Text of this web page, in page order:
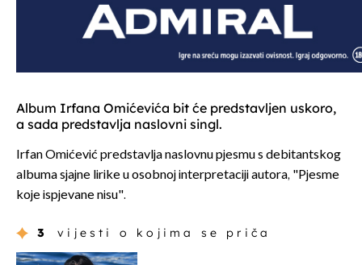
Album Irfana Omićevića bit će predstavljen uskoro,
a sada predstavlja naslovni singl.
Irfan Omićević predstavlja naslovnu pjesmu s debitantskog
albuma sjajne lirike u osobnoj interpretaciji autora, "Pjesme
koje ispjevane nisu".
3 vijesti o kojima se priča